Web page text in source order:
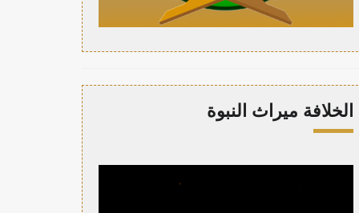
الخلافة ميراث النبوة